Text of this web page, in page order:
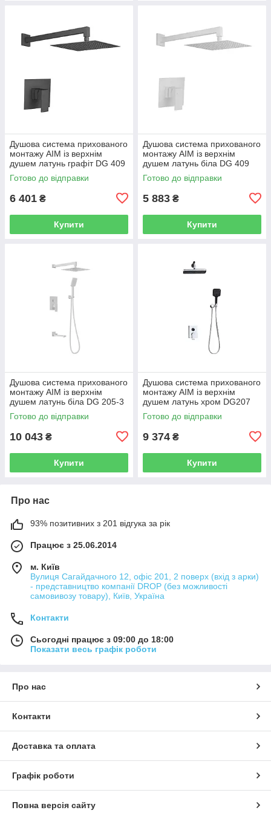
Душова система прихованого
монтажу AIM із верхнім
душем латунь графіт DG 409
gun grey
Готово до відправки
6 401 ₴
Купити
Душова система прихованого
монтажу AIM із верхнім
душем латунь біла DG 409
frosted white
Готово до відправки
5 883 ₴
Купити
Душова система прихованого
монтажу AIM із верхнім
душем латунь біла DG 205-3
frosted white
Готово до відправки
10 043 ₴
Купити
Душова система прихованого
монтажу AIM із верхнім
душем латунь хром DG207
chrome
Готово до відправки
9 374 ₴
Купити
Про нас
93% позитивних з 201 відгука за рік
Працює з 25.06.2014
м. Київ
Вулиця Сагайдачного 12, офіс 201, 2 поверх (вхід з арки)
- представництво компанії DROP (без можливості
самовивозу товару), Київ, Україна
Контакти
Сьогодні працює з 09:00 до 18:00
Показати весь графік роботи
Про нас
Контакти
Доставка та оплата
Графік роботи
Повна версія сайту